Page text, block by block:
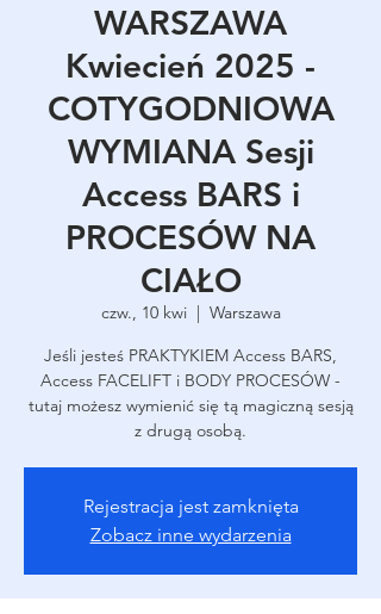
WARSZAWA
Kwiecień 2025 -
COTYGODNIOWA
WYMIANA Sesji
Access BARS i
PROCESÓW NA
CIAŁO
czw., 10 kwi
  |
Warszawa
Jeśli jesteś PRAKTYKIEM Access BARS,
Access FACELIFT i BODY PROCESÓW -
tutaj możesz wymienić się tą magiczną sesją
z drugą osobą.
Rejestracja jest zamknięta
Zobacz inne wydarzenia